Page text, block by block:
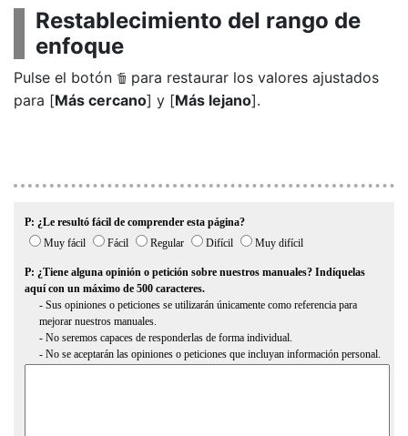
Restablecimiento del rango de
enfoque
Pulse el botón O para restaurar los valores ajustados
para [Más cercano] y [Más lejano].